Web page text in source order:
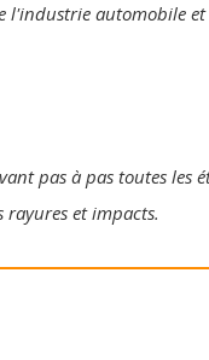
automobile
pas à pas toutes
et impacts.